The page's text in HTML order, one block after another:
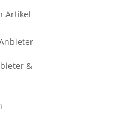
Artikel
&